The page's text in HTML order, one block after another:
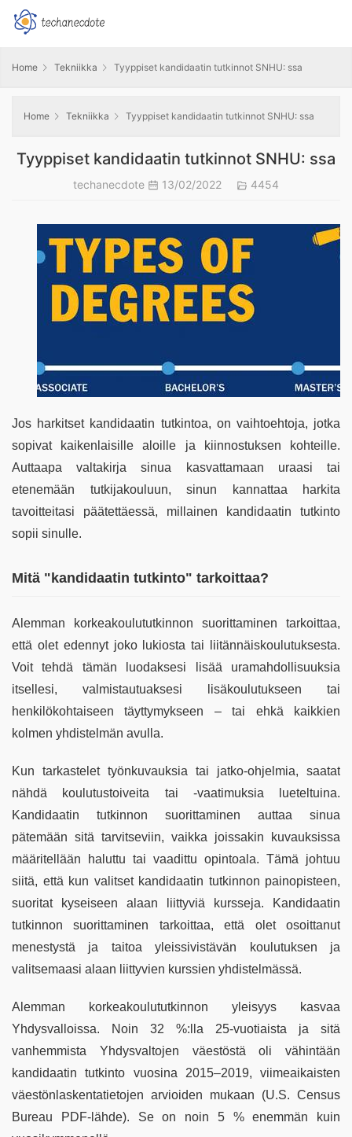
Home Tekniikka Tyyppiset kandidaatin tutkinnot SNHU: ssa
Home Tekniikka Tyyppiset kandidaatin tutkinnot SNHU: ssa
Tyyppiset kandidaatin tutkinnot SNHU: ssa
techanecdote 13/02/2022 4454
Jos harkitset kandidaatin tutkintoa, on vaihtoehtoja, jotka
sopivat kaikenlaisille aloille ja kiinnostuksen kohteille.
Auttaapa valtakirja sinua kasvattamaan uraasi tai
etenemään tutkijakouluun, sinun kannattaa harkita
tavoitteitasi päätettäessä, millainen kandidaatin tutkinto
sopii sinulle.
Mitä "kandidaatin tutkinto" tarkoittaa?
Alemman korkeakoulututkinnon suorittaminen tarkoittaa,
että olet edennyt joko lukiosta tai liitännäiskoulutuksesta.
Voit tehdä tämän luodaksesi lisää uramahdollisuuksia
itsellesi, valmistautuaksesi lisäkoulutukseen tai
henkilökohtaiseen täyttymykseen – tai ehkä kaikkien
kolmen yhdistelmän avulla.
Kun tarkastelet työnkuvauksia tai jatko-ohjelmia, saatat
nähdä koulutustoiveita tai -vaatimuksia lueteltuina.
Kandidaatin tutkinnon suorittaminen auttaa sinua
pätemään sitä tarvitseviin, vaikka joissakin kuvauksissa
määritellään haluttu tai vaadittu opintoala. Tämä johtuu
siitä, että kun valitset kandidaatin tutkinnon painopisteen,
suoritat kyseiseen alaan liittyviä kursseja. Kandidaatin
tutkinnon suorittaminen tarkoittaa, että olet osoittanut
menestystä ja taitoa yleissivistävän koulutuksen ja
valitsemaasi alaan liittyvien kurssien yhdistelmässä.
Alemman korkeakoulututkinnon yleisyys kasvaa
Yhdysvalloissa. Noin 32 %:lla 25-vuotiaista ja sitä
vanhemmista Yhdysvaltojen väestöstä oli vähintään
kandidaatin tutkinto vuosina 2015–2019, viimeaikaisten
väestönlaskentatietojen arvioiden mukaan (U.S. Census
Bureau PDF-lähde). Se on noin 5 % enemmän kuin